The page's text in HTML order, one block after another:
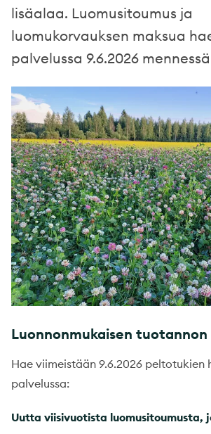
lisäalaa. Luomusitoumus ja
luomukorvauksen maksua
palvelussa 9.6.2026
Luonnonmukaisen tuotannon
Hae viimeistään 9.6.2026 peltotukien
palvelussa:
Uutta viisivuotista luomusitoumusta,